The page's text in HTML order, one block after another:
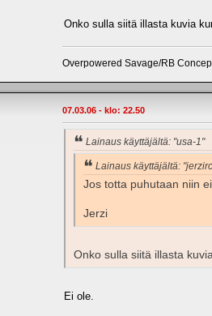
Onko sulla siitä illasta kuvia
Overpowered Savage/RB
07.03.06 - klo: 22.50
Lainaus käyttäjältä: "usa-1"
Lainaus käyttäjältä:
Jos totta puhutaan niin
Jerzi
Onko sulla siitä illasta
Ei ole.